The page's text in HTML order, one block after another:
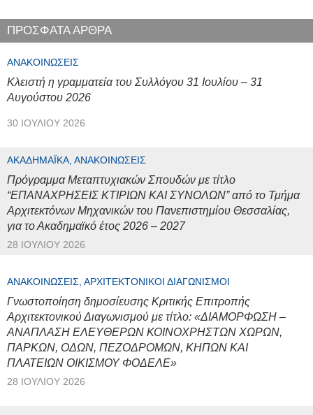
ΠΡΟΣΦΑΤΑ ΑΡΘΡΑ
ΑΝΑΚΟΙΝΏΣΕΙΣ
Κλειστή η γραμματεία του Συλλόγου 31 Ιουλίου – 31
Αυγούστου 2026
30 ΙΟΥΛΊΟΥ 2026
ΑΚΑΔΗΜΑΪΚΆ, ΑΝΑΚΟΙΝΏΣΕΙΣ
Πρόγραμμα Μεταπτυχιακών Σπουδών με τίτλο
“ΕΠΑΝΑΧΡΗΣΕΙΣ ΚΤΙΡΙΩΝ ΚΑΙ ΣΥΝΟΛΩΝ” από το Τμήμα
Αρχιτεκτόνων Μηχανικών του Πανεπιστημίου Θεσσαλίας,
για το Ακαδημαϊκό έτος 2026 – 2027
28 ΙΟΥΛΊΟΥ 2026
ΑΝΑΚΟΙΝΏΣΕΙΣ, ΑΡΧΙΤΕΚΤΟΝΙΚΟΊ ΔΙΑΓΩΝΙΣΜΟΊ
Γνωστοποίηση δημοσίευσης Κριτικής Επιτροπής
Αρχιτεκτονικού Διαγωνισμού με τίτλο: «ΔΙΑΜΟΡΦΩΣΗ –
ΑΝΑΠΛΑΣΗ ΕΛΕΥΘΕΡΩΝ ΚΟΙΝΟΧΡΗΣΤΩΝ ΧΩΡΩΝ,
ΠΑΡΚΩΝ, ΟΔΩΝ, ΠΕΖΟΔΡΟΜΩΝ, ΚΗΠΩΝ ΚΑΙ
ΠΛΑΤΕΙΩΝ ΟΙΚΙΣΜΟΥ ΦΟΔΕΛΕ»
28 ΙΟΥΛΊΟΥ 2026